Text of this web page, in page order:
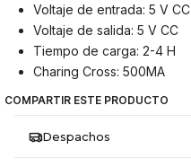
Voltaje de entrada: 5 V CC
Voltaje de salida: 5 V CC
Tiempo de carga: 2-4 H
Charing Cross: 500MA
COMPARTIR ESTE PRODUCTO
Despachos